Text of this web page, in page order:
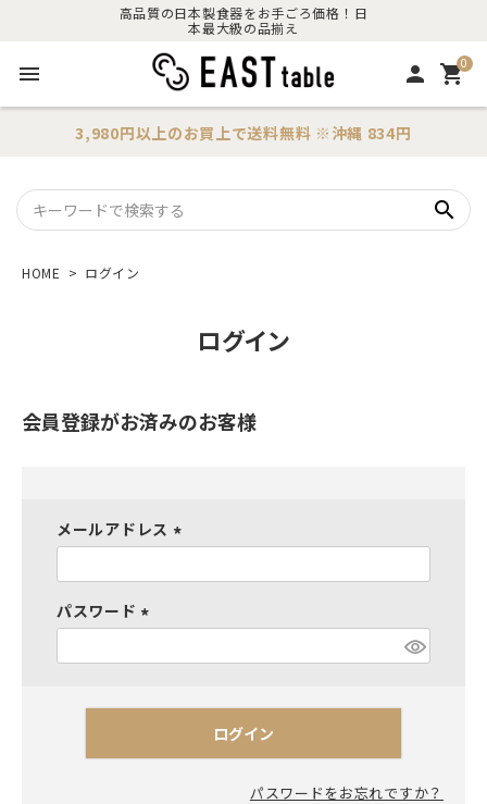
高品質の日本製食器をお手ごろ価格！日
本最大級の品揃え
menu person 0
shopping_cart
3,980円以上のお買上で送料無料 ※沖縄 834円
search
HOME ログイン
ログイン
会員登録がお済みのお客様
メールアドレス
必
)
パスワード
必
)
ログイン
パスワードをお忘れですか？